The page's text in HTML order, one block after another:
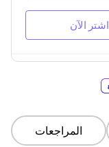
اشتر الآن
المراجعات